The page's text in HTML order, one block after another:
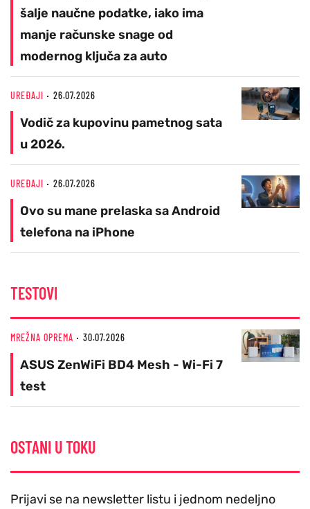
šalje naučne podatke, iako ima
manje računske snage od
modernog ključa za auto
UREĐAJI 26.07.2026
Vodič za kupovinu pametnog sata
u 2026.
UREĐAJI 26.07.2026
Ovo su mane prelaska sa Android
telefona na iPhone
TESTOVI
MREŽNA OPREMA 30.07.2026
ASUS ZenWiFi BD4 Mesh - Wi-Fi 7
test
OSTANI U TOKU
Prijavi se na newsletter listu i jednom nedeljno